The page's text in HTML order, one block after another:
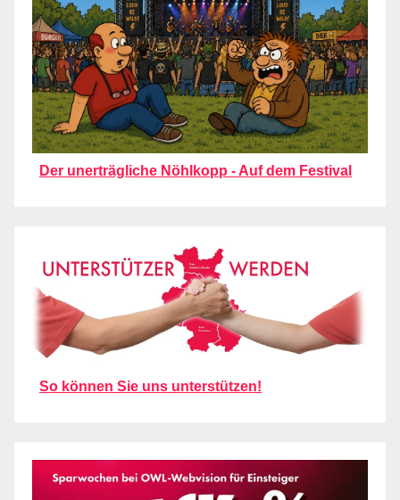
Der unerträgliche Nöhlkopp - Auf dem Festival
So können Sie uns unterstützen!